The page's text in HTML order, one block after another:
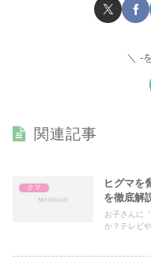
-
関連記事
クマ
ヒグマを
を徹底解
お子さんに
か？テレビ